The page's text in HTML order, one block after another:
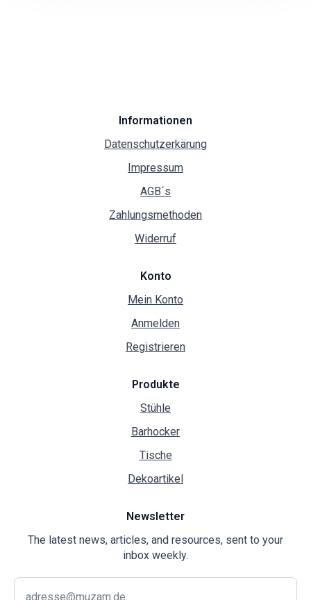
Informationen
Datenschutzerkärung
Impressum
AGB´s
Zahlungsmethoden
Widerruf
Konto
Mein Konto
Anmelden
Registrieren
Produkte
Stühle
Barhocker
Tische
Dekoartikel
Newsletter
The latest news, articles, and resources, sent to your
inbox weekly.